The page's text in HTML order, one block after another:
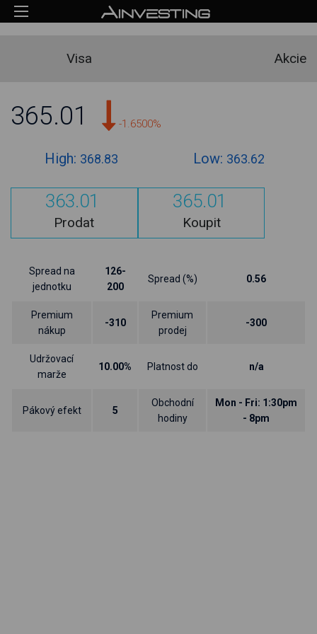
Visa Akcie
365.01 -1.6500%
High: 368.83 Low: 363.62
363.01
Prodat
365.01
Koupit
Spread na
jednotku
126-
200
Spread (%) 0.56
Premium
nákup
-310
Premium
prodej
-300
Udržovací
marže
10.00% Platnost do n/a
Pákový efekt 5
Obchodní
hodiny
Mon - Fri: 1:30pm
- 8pm